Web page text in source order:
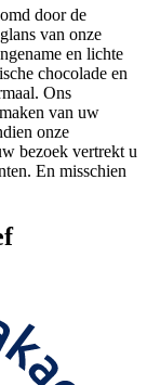
door de
van onze
en lichte
chocolade en
Ons
van uw
onze
bezoek vertrekt u
En misschien